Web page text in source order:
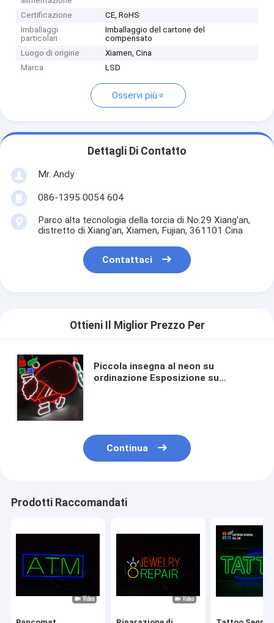
Certificazione
CE, RoHS
Imballaggi
particolari
Imballaggio del cartone del
compensato
Luogo di origine
Xiamen, Cina
Marca
LSD
Osservi più
Dettagli Di Contatto
Mr. Andy
086-1395 0054 604
Parco alta tecnologia della torcia di No.29 Xiang'an,
distretto di Xiang'an, Xiamen, Fujian, 361101 Cina
Contattaci
Ottieni Il Miglior Prezzo Per
Piccola insegna al neon su
ordinazione Esposizione su
Continua
Prodotti Raccomandati